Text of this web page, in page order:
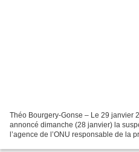
Théo Bourgery-Gonse – Le 29 janvier
annoncé dimanche (28 janvier) la
l’agence de l’ONU responsable de la